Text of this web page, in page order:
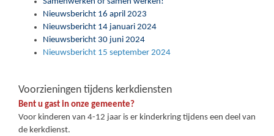
Nieuwsbericht 16 april 2023
Nieuwsbericht 14 januari 2024
Nieuwsbericht 30 juni 2024
Nieuwsbericht 15 september 2024
Voorzieningen tijdens kerkdiensten
Bent u gast in onze gemeente?
Voor kinderen van 4-12 jaar is er kinderkring tijdens een deel van
de kerkdienst.